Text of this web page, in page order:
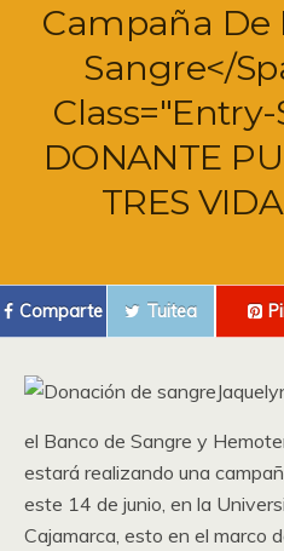
Campaña De
Sangre</
DONANTE
TRES
Comparte Tuitea
el Banco de Sangre y
estará realizando una
este 14 de junio, en la
Cajamarca, esto en el marco